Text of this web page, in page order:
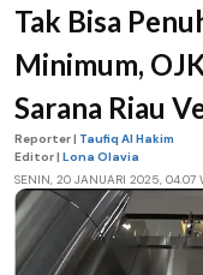
Tak Bisa
Minimum,
Sarana Riau
Reporter | Taufiq Al Hakim
Editor | Lona Olavia
SENIN, 20 JANUARI 2025, 04.07